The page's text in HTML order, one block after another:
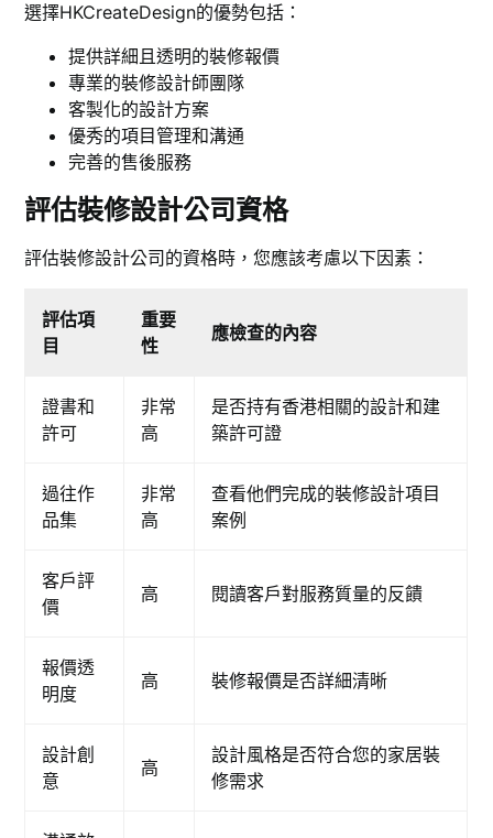
選擇HKCreateDesign的優勢包括：
提供詳細且透明的裝修報價
專業的裝修設計師團隊
客製化的設計方案
優秀的項目管理和溝通
完善的售後服務
評估裝修設計公司資格
評估裝修設計公司的資格時，您應該考慮以下因素：
評估項
目
重要
性
應檢查的內容
證書和
許可
非常
高
是否持有香港相關的設計和建
築許可證
過往作
品集
非常
高
查看他們完成的裝修設計項目
案例
客戶評
價
高 閱讀客戶對服務質量的反饋
報價透
明度
高 裝修報價是否詳細清晰
設計創
意
高
設計風格是否符合您的家居裝
修需求